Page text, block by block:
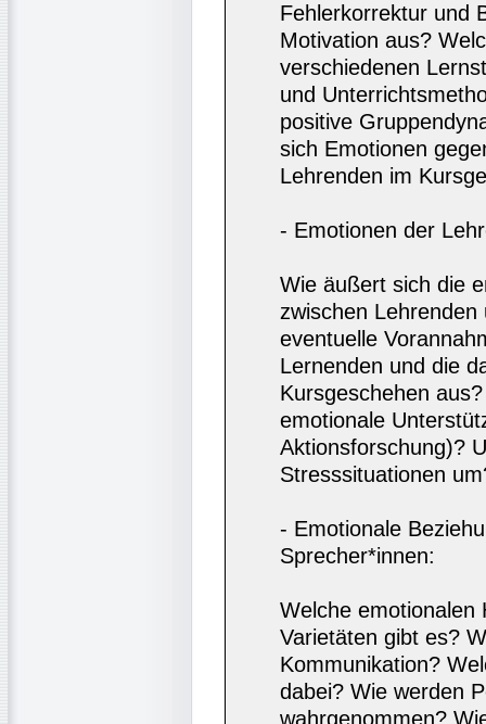
Fehlerkorrektur und
Motivation aus?
verschiedenen
und
positive
sich Emotionen
Lehrenden im
- Emotionen der
Wie äußert sich die
zwischen
eventuelle
Lernenden und die
Kursgeschehen
emotionale
Aktionsforschung)?
Stresssituationen
- Emotionale
Sprecher*innen:
Welche emotionalen
Varietäten gibt es?
Kommunikation?
dabei? Wie werden
wahrgenommen?